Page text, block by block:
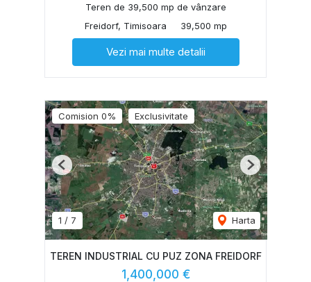
Teren de 39,500 mp de vânzare
Freidorf, Timisoara
39,500 mp
Vezi mai multe detalii
Comision 0% Exclusivitate
1 / 7 Harta
Previous Next
TEREN INDUSTRIAL CU PUZ ZONA FREIDORF
1,400,000 €